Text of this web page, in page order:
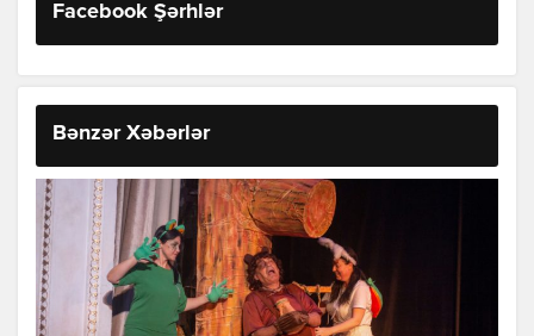
Facebook Şərhlər
Bənzər Xəbərlər